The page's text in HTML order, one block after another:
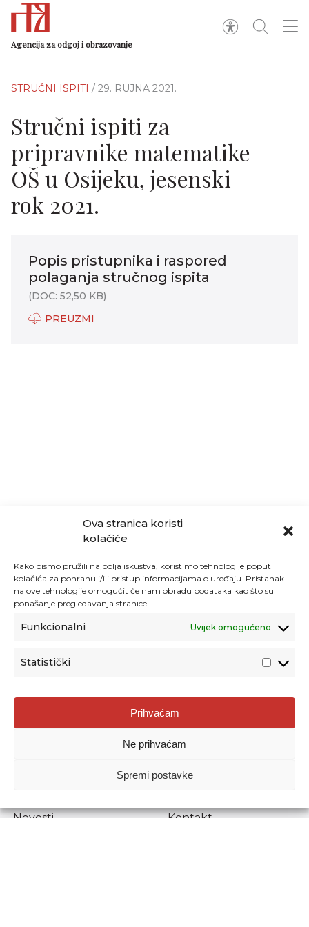
Ova stranica koristi
kolačiće
Kako bismo pružili najbolja iskustva, koristimo tehnologije poput
kolačića za pohranu i/ili pristup informacijama o uređaju. Pristanak
na ove tehnologije omogućit će nam obradu podataka kao što su
ponašanje pregledavanja stranice.
Funkcionalni Uvijek omogućeno
Statistički
Prihvaćam
Ne prihvaćam
Spremi postavke
Agencija za odgoj i obrazovanje
STRUČNI ISPITI / 29. RUJNA 2021.
Stručni ispiti za
pripravnike matematike
OŠ u Osijeku, jesenski
rok 2021.
Popis pristupnika i raspored
polaganja stručnog ispita
(DOC: 52,50 KB)
PREUZMI
Agencija za odgoj i obrazovanje
Donje Svetice 38, 10000 Zagreb
1778129
Prenošenje sadržaja dopušteno je uz navođenje izvora.
Novosti
Kontakt